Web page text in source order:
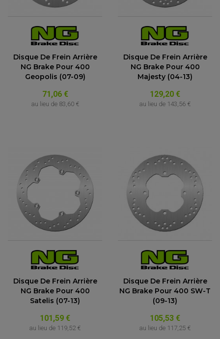
Disque De Frein Arrière
NG Brake Pour 400
Geopolis (07-09)
71,06 €
au lieu de 83,60 €
Disque De Frein Arrière
NG Brake Pour 400
Majesty (04-13)
129,20 €
au lieu de 143,56 €
Disque De Frein Arrière
NG Brake Pour 400
Satelis (07-13)
101,59 €
au lieu de 119,52 €
Disque De Frein Arrière
NG Brake Pour 400 SW-T
(09-13)
105,53 €
au lieu de 117,25 €